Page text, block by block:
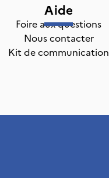
Aide
Foire aux questions
Nous contacter
Kit de communication